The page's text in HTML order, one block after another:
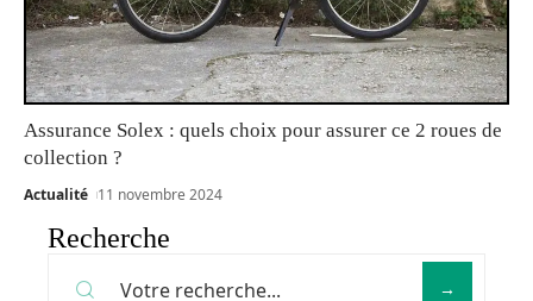
Assurance Solex : quels choix pour assurer ce 2 roues de
collection ?
Actualité 11 novembre 2024
Recherche